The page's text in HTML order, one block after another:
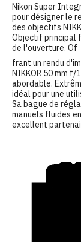
Nikon Super
pour désigner le
des objectifs
Objectif principal
de l'ouverture. Of
frant un rendu
NIKKOR 50 mm
abordable.
idéal pour une
Sa bague de
manuels fluides
excellent